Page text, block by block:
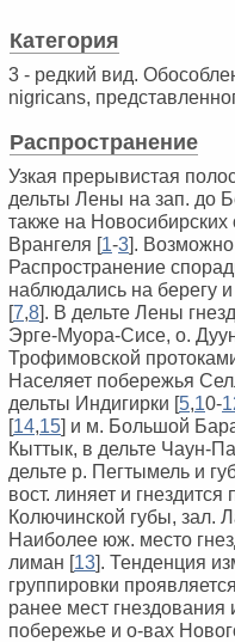
Категория
3 - редкий вид.
nigricans,
Распространение
Узкая прерывистая
дельты Лены на зап. до
также на
Врангеля [1-3]. Возможно
Распространение
наблюдались на берегу
[7,8]. В дельте Лены
Эрге-Муора-Сисе, о.
Трофимовской
Населяет побережья
дельты Индигирки [5,10-1
[14,15] и м. Большой
Кыттык, в дельте Чаун-
дельте р. Пегтымель и
вост. линяет и
Колючинской губы, зал.
Наиболее юж. место
лиман [13]. Тенденция
группировки
ранее мест гнездования
побережье и о-вах